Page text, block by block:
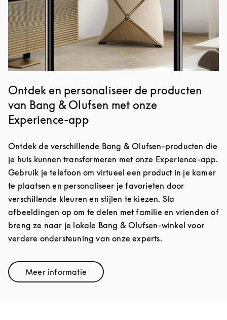
Ontdek en personaliseer de producten
van Bang & Olufsen met onze
Experience-app
Ontdek de verschillende Bang & Olufsen-producten die
je huis kunnen transformeren met onze Experience-app.
Gebruik je telefoon om virtueel een product in je kamer
te plaatsen en personaliseer je favorieten door
verschillende kleuren en stijlen te kiezen. Sla
afbeeldingen op om te delen met familie en vrienden of
breng ze naar je lokale Bang & Olufsen-winkel voor
verdere ondersteuning van onze experts.
Meer informatieLink Opens in New Tab